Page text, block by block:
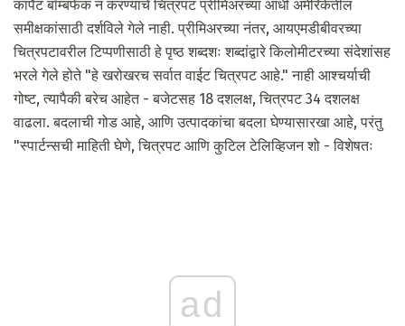
कार्पेट बॉम्बफेक न करण्याचे चित्रपट प्रीमिअरच्या आधी अमेरिकेतील
समीक्षकांसाठी दर्शविले गेले नाही. प्रीमिअरच्या नंतर, आयएमडीबीवरच्या
चित्रपटावरील टिप्पणीसाठी हे पृष्ठ शब्दशः शब्दांद्वारे किलोमीटरच्या संदेशांसह
भरले गेले होते "हे खरोखरच सर्वात वाईट चित्रपट आहे." नाही आश्चर्याची
गोष्ट, त्यापैकी बरेच आहेत - बजेटसह 18 दशलक्ष, चित्रपट 34 दशलक्ष
वाढला. बदलाची गोड आहे, आणि उत्पादकांचा बदला घेण्यासारखा आहे, परंतु
"स्पार्टन्सची माहिती घेणे, चित्रपट आणि कुटिल टेलिव्हिजन शो - विशेषतः
ad